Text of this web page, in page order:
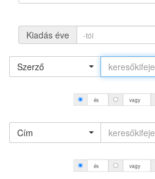
Kiadás éve
Szerző
és vagy
Cím
és vagy